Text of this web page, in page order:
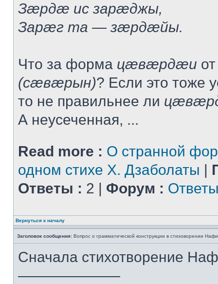
Зæрдæ ис зарæджы,
Зарæг та — зæрдæйы.
Что за форма цæвæрдæи
(сæвæрын)? Если это тоже
то не правильнее ли
А неусеченная, ...
Read more : О странной
одном стихе Х. Дзаболаты |
Ответы : 2 | Форум :
Вернуться к началу
Заголовок сообщения: Вопрос о грамматической конструкции в стиховорении Нафи
Сначала стихотворение
———————